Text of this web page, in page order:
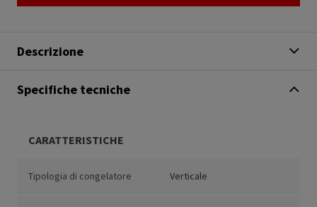
Descrizione
Specifiche tecniche
CARATTERISTICHE
Tipologia di congelatore Verticale